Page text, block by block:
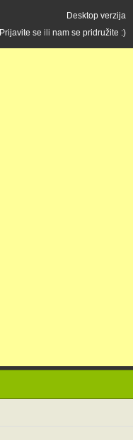
Desktop verzija
Prijavite se ili nam se pridružite :)